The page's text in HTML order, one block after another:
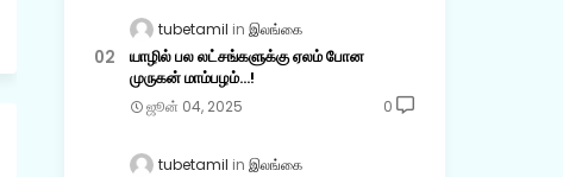
tubetamil இலங்கை
யாழில் பல லட்சங்களுக்கு ஏலம் போன
முருகன் மாம்பழம்...!
ஜூன் 04, 2025 0
tubetamil இலங்கை